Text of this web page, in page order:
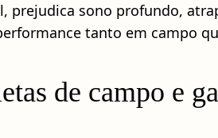
prejudica sono profundo,
tanto em campo
de campo e